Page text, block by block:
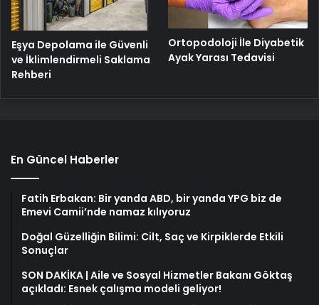
Eşya Depolama ile Güvenli
ve İklimlendirmeli Saklama
Rehberi
Ortopodoloji İle Diyabetik
Ayak Yarası Tedavisi
En Güncel Haberler
Fatih Erbakan: Bir yanda ABD, bir yanda YPG biz de
Emevi Camii’nde namaz kılıyoruz
Doğal Güzelliğin Bilimi: Cilt, Saç ve Kirpiklerde Etkili
Sonuçlar
SON DAKİKA | Aile ve Sosyal Hizmetler Bakanı Göktaş
açıkladı: Esnek çalışma modeli geliyor!